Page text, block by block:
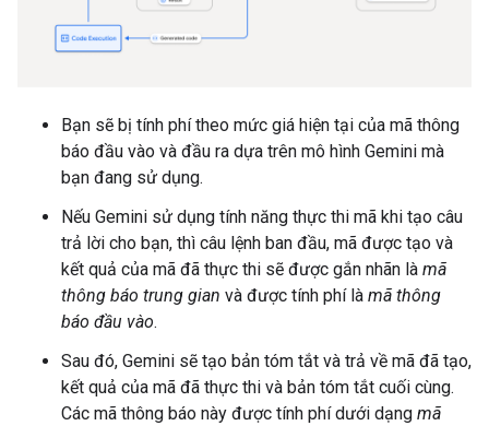
Bạn sẽ bị tính phí theo mức giá hiện tại của mã thông
báo đầu vào và đầu ra dựa trên mô hình Gemini mà
bạn đang sử dụng.
Nếu Gemini sử dụng tính năng thực thi mã khi tạo câu
trả lời cho bạn, thì câu lệnh ban đầu, mã được tạo và
kết quả của mã đã thực thi sẽ được gắn nhãn là mã
thông báo trung gian và được tính phí là mã thông
báo đầu vào.
Sau đó, Gemini sẽ tạo bản tóm tắt và trả về mã đã tạo,
kết quả của mã đã thực thi và bản tóm tắt cuối cùng.
Các mã thông báo này được tính phí dưới dạng mã